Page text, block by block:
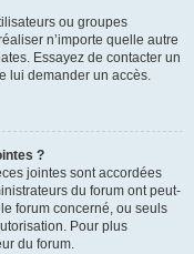
ou groupes
n’importe quelle autre
Essayez de contacter un
lui demander un accès.
?
jointes sont accordées
du forum ont peut-
forum concerné, ou seuls
Pour plus
du forum.